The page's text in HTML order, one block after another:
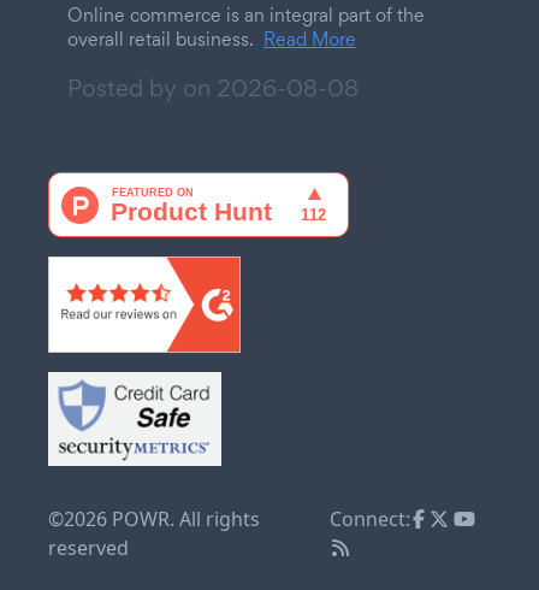
Online commerce is an integral part of the
overall retail business. Read More
Posted by on 2026-08-08
©2026 POWR. All rights
reserved
Connect: